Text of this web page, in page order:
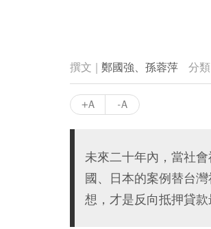
鄭國強、孫蓉萍
+A -A
未來二十年內，當社
國、日本的案例替台
想，才是反向抵押貸款